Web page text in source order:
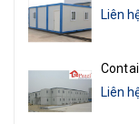
Liên
Liên